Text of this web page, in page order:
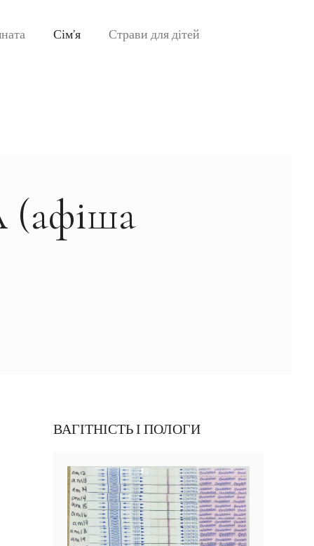
Сім’я Страви для дітей
(афіша
ВАГІТНІСТЬ І ПОЛОГИ